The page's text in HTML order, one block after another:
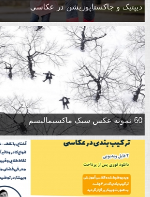
دیپتیک و جاکستا‌پوزیشن در عکاسی
60 نمونه عکس سبک ماکسیمالیسم